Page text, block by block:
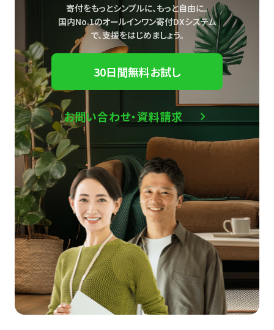
寄付をもっとシンプルに、もっと自由に。
国内No.1のオールインワン寄付DXシステム
で、支援をはじめましょう。
30日間無料お試し
お問い合わせ・資料請求